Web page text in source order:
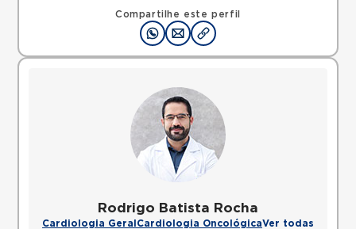
Compartilhe este perfil
Rodrigo Batista Rocha
Cardiologia Geral Cardiologia OncológicaVer todas